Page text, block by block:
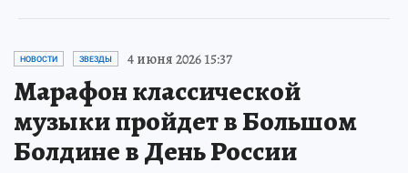
НОВОСТИ ЗВЕЗДЫ 4 июня 2026 15:37
Марафон классической
музыки пройдет в Большом
Болдине в День России